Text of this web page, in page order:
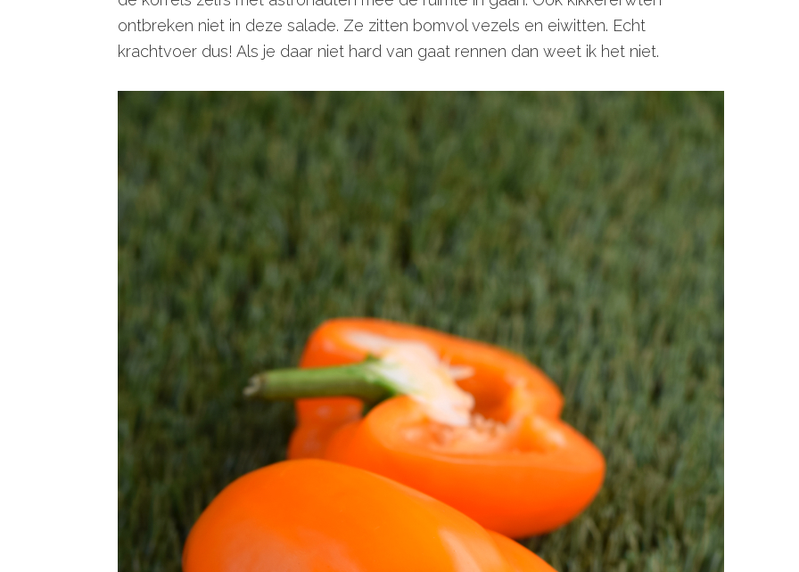
ontbreken niet in deze salade. Ze zitten bomvol vezels en eiwitten. Echt
krachtvoer dus! Als je daar niet hard van gaat rennen dan weet ik het niet.